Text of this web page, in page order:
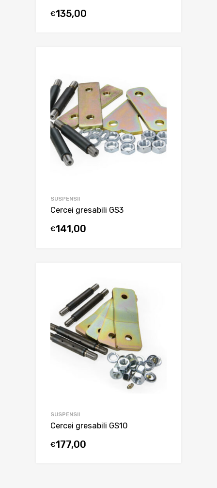
€135,00
SUSPENSII
Cercei gresabili GS3
€141,00
SUSPENSII
Cercei gresabili GS10
€177,00